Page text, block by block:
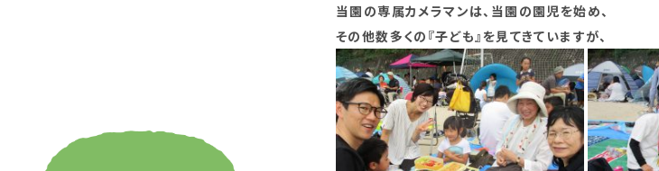
当園の専属カメラマンは、当園の園児を始め、
その他数多くの『子ども』を見てきていますが、